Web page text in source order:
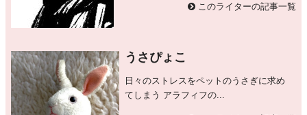
このライターの記事一覧
うさぴょこ
日々のストレスをペットのうさぎに求め
てしまう アラフィフの...